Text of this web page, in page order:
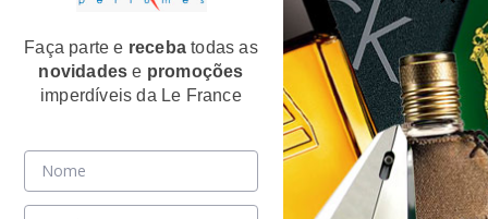
Home>Jacques Saint Pres
Jacques Saint Pres
Faça parte e receba todas as
novidades e promoções
imperdíveis da Le France